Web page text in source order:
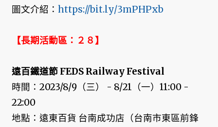
圖文介紹： https://bit.ly/3mPHPxb
【長期活動區：２８】
遠百鐵道節 FEDS Railway Festival
時間：2023/8/9（三） - 8/21（一）11:00 -
22:00
地點：遠東百貨 台南成功店（台南市東區前鋒